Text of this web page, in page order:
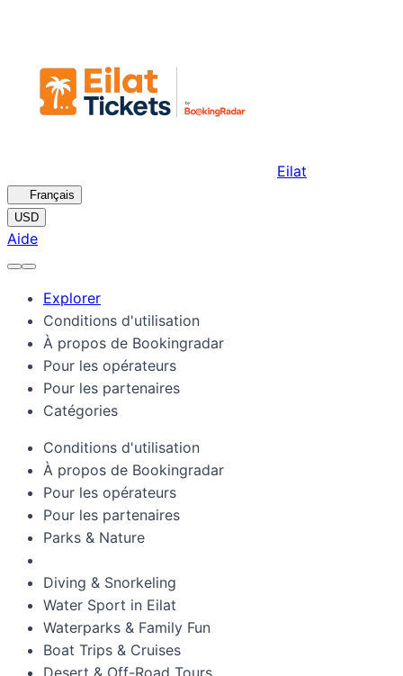
Eilat
Français
USD
Aide
Explorer
Conditions d'utilisation
À propos de Bookingradar
Pour les opérateurs
Pour les partenaires
Catégories
Conditions d'utilisation
À propos de Bookingradar
Pour les opérateurs
Pour les partenaires
Parks & Nature
Diving & Snorkeling
Water Sport in Eilat
Waterparks & Family Fun
Boat Trips & Cruises
Desert & Off-Road Tours